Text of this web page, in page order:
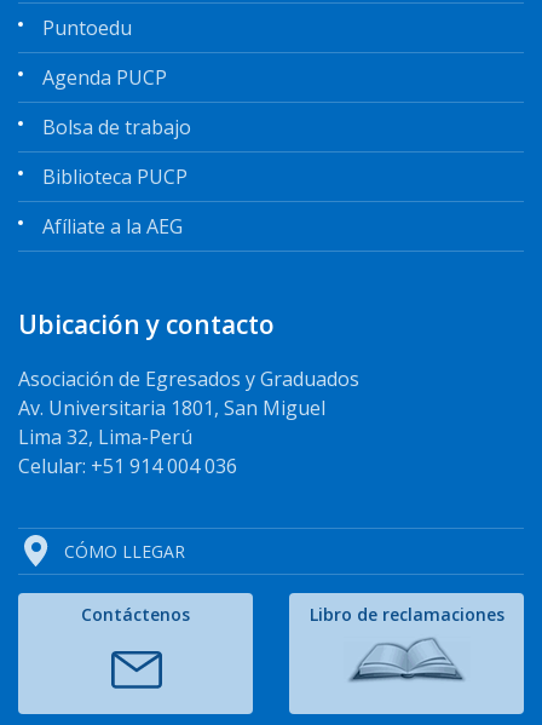
Puntoedu
Agenda PUCP
Bolsa de trabajo
Biblioteca PUCP
Afíliate a la AEG
Ubicación y contacto
Asociación de Egresados y Graduados
Av. Universitaria 1801, San Miguel
Lima 32, Lima-Perú
Celular: +51 914 004 036
CÓMO LLEGAR
Contáctenos Libro de reclamaciones